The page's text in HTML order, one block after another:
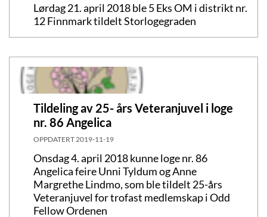
Lørdag 21. april 2018 ble 5 Eks OM i distrikt nr.
12 Finnmark tildelt Storlogegraden
Tildeling av 25- års Veteranjuvel i loge
nr. 86 Angelica
OPPDATERT 2019-11-19
Onsdag 4. april 2018 kunne loge nr. 86
Angelica feire Unni Tyldum og Anne
Margrethe Lindmo, som ble tildelt 25-års
Veteranjuvel for trofast medlemskap i Odd
Fellow Ordenen